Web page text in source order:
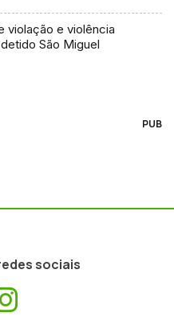
violação e violência
São Miguel
PUB
sociais